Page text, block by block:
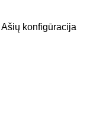
Ašių konfigūracija